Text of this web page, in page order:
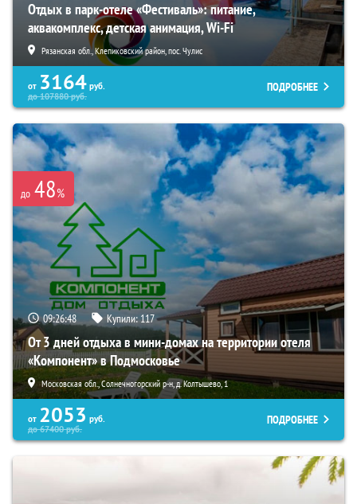
Отдых в парк-отеле «Фестиваль»: питание,
аквакомплекс, детская анимация, Wi-Fi
Рязанская обл., Клепиковский район, пос. Чулис
от 3164 руб.
до107880руб.
ПОДРОБНЕЕ
до 48%
09:26:46 Купили: 117
От 3 дней отдыха в мини-домах на территории отеля
«Компонент» в Подмосковье
Московская обл., Солнечногорский р-н, д. Колтышево, 1
от 2053 руб.
до67400руб.
ПОДРОБНЕЕ